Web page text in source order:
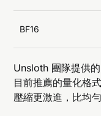
BF16
Unsloth 團隊提供
目前推薦的量化格
壓縮更激進，比均